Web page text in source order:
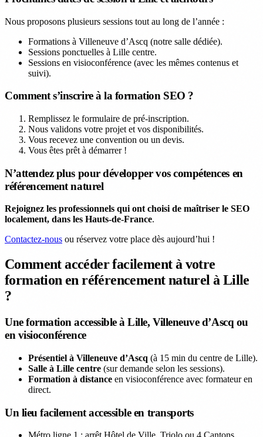
Nous proposons plusieurs sessions tout au long de l’année :
Formations à Villeneuve d’Ascq (notre salle dédiée).
Sessions ponctuelles à Lille centre.
Sessions en visioconférence (avec les mêmes contenus et
suivi).
Comment s’inscrire à la formation SEO ?
Remplissez le formulaire de pré-inscription.
Nous validons votre projet et vos disponibilités.
Vous recevez une convention ou un devis.
Vous êtes prêt à démarrer !
N’attendez plus pour développer vos compétences en
référencement naturel
Rejoignez les professionnels qui ont choisi de maîtriser le SEO
localement, dans les Hauts-de-France.
Contactez-nous ou réservez votre place dès aujourd’hui !
Comment accéder facilement à votre
formation en référencement naturel à Lille
?
Une formation accessible à Lille, Villeneuve d’Ascq ou
en visioconférence
Présentiel à Villeneuve d’Ascq (à 15 min du centre de Lille).
Salle à Lille centre (sur demande selon les sessions).
Formation à distance en visioconférence avec formateur en
direct.
Un lieu facilement accessible en transports